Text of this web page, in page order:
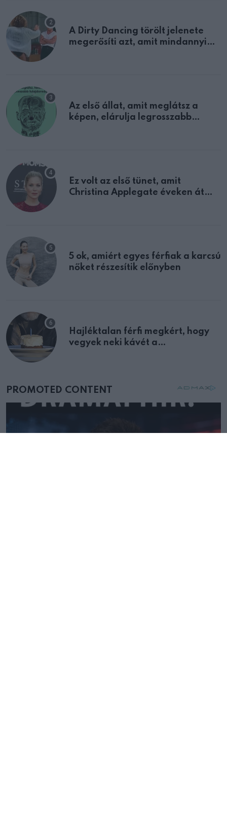
A Dirty Dancing törölt jelenete
megerősíti azt, amit mindannyian
Az első állat, amit meglátsz a
képen, elárulja legrosszabb
Ez volt az első tünet, amit
Christina Applegate éveken át
5 ok, amiért egyes férfiak a karcsú
nőket részesítik előnyben
Hajléktalan férfi megkért, hogy
vegyek neki kávét a